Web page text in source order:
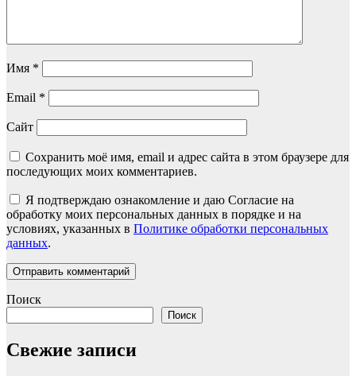
Имя *
Email *
Сайт
Сохранить моё имя, email и адрес сайта в этом браузере для
последующих моих комментариев.
Я подтверждаю ознакомление и даю Согласие на
обработку моих персональных данных в порядке и на
условиях, указанных в Политике обработки персональных
данных.
Поиск
Поиск
Свежие записи